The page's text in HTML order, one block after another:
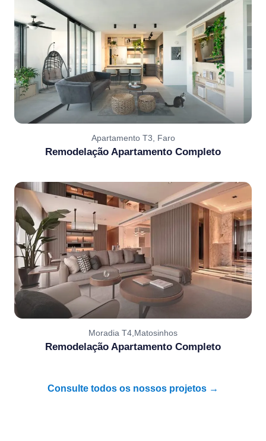
Apartamento T3, Faro
Remodelação Apartamento Completo
Moradia T4,Matosinhos
Remodelação Apartamento Completo
Consulte todos os nossos projetos →